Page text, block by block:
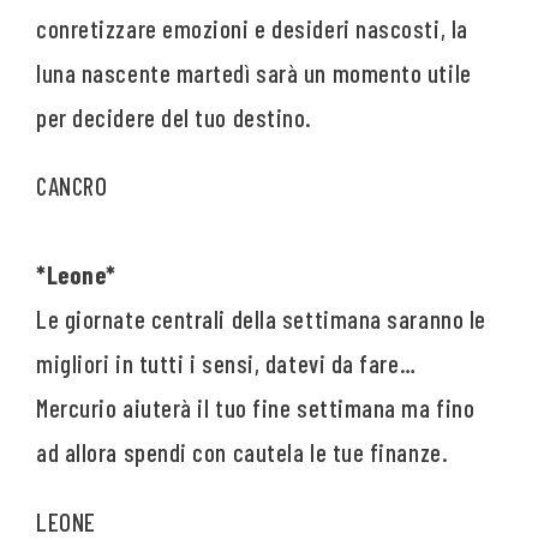
conretizzare emozioni e desideri nascosti, la
luna nascente martedì sarà un momento utile
per decidere del tuo destino.
*Leone*
Le giornate centrali della settimana saranno le
migliori in tutti i sensi, datevi da fare…
Mercurio aiuterà il tuo fine settimana ma fino
ad allora spendi con cautela le tue finanze.